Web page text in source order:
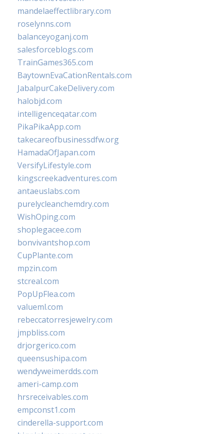
mandelaeffectlibrary.com
roselynns.com
balanceyoganj.com
salesforceblogs.com
TrainGames365.com
BaytownEvaCationRentals.com
JabalpurCakeDelivery.com
halobjd.com
intelligenceqatar.com
PikaPikaApp.com
takecareofbusinessdfw.org
HamadaOfJapan.com
VersifyLifestyle.com
kingscreekadventures.com
antaeuslabs.com
purelycleanchemdry.com
WishOping.com
shoplegacee.com
bonvivantshop.com
CupPlante.com
mpzin.com
stcreal.com
PopUpFlea.com
valueml.com
rebeccatorresjewelry.com
jmpbliss.com
drjorgerico.com
queensushipa.com
wendyweimerdds.com
ameri-camp.com
hrsreceivables.com
empconst1.com
cinderella-support.com